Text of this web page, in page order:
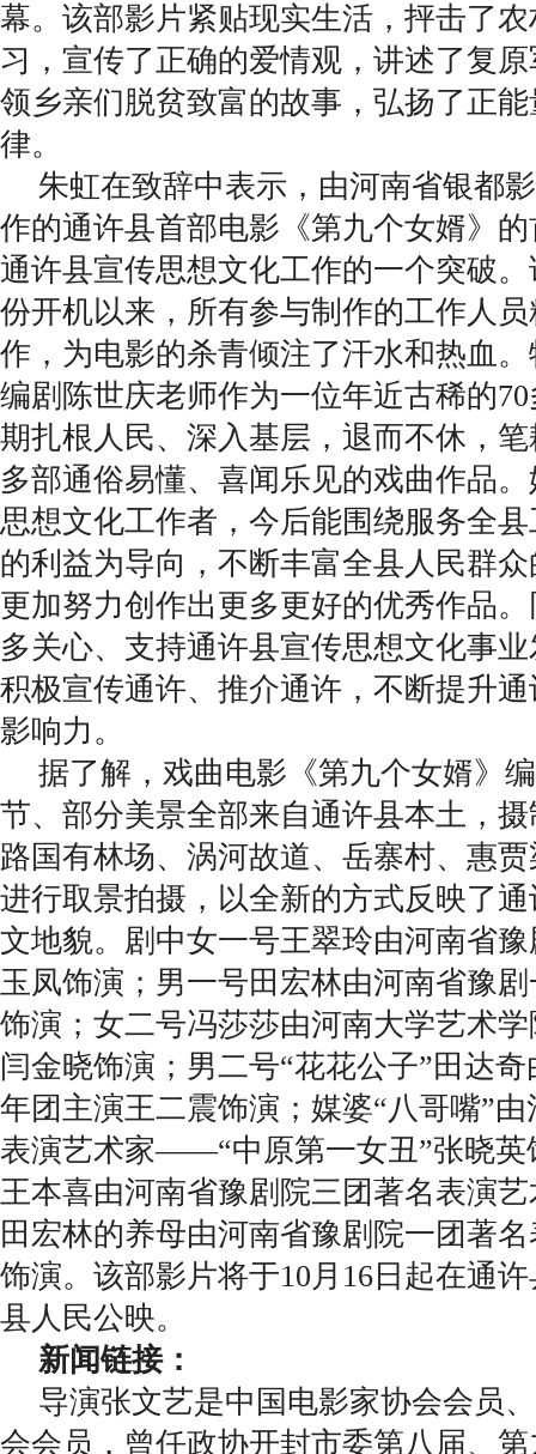
幕。该部影片紧贴现实生活，抨击了
习，宣传了正确的爱情观，讲述了复
领乡亲们脱贫致富的故事，弘扬了正
律。
朱虹在致辞中表示，由河南省银都
作的通许县首部电影《第九个女婿》
通许县宣传思想文化工作的一个突破
份开机以来，所有参与制作的工作人
作，为电影的杀青倾注了汗水和热血
编剧陈世庆老师作为一位年近古稀的
期扎根人民、深入基层，退而不休，
多部通俗易懂、喜闻乐见的戏曲作品
思想文化工作者，今后能围绕服务全
的利益为导向，不断丰富全县人民群
更加努力创作出更多更好的优秀作品
多关心、支持通许县宣传思想文化事
积极宣传通许、推介通许，不断提升
影响力。
据了解，戏曲电影《第九个女婿》
节、部分美景全部来自通许县本土，
路国有林场、涡河故道、岳寨村、惠
进行取景拍摄，以全新的方式反映了
文地貌。剧中女一号王翠玲由河南省
玉凤饰演；男一号田宏林由河南省豫
饰演；女二号冯莎莎由河南大学艺术
闫金晓饰演；男二号“花花公子”田达
年团主演王二震饰演；媒婆“八哥嘴”
表演艺术家——“中原第一女丑”张晓英
王本喜由河南省豫剧院三团著名表演
田宏林的养母由河南省豫剧院一团著
饰演。该部影片将于10月16日起在通
县人民公映。
新闻链接：
导演张文艺是中国电影家协会会员
会会员，曾任政协开封市委第八届、